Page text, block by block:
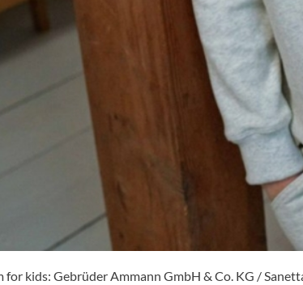
for kids: Gebrüder Ammann GmbH & Co. KG /